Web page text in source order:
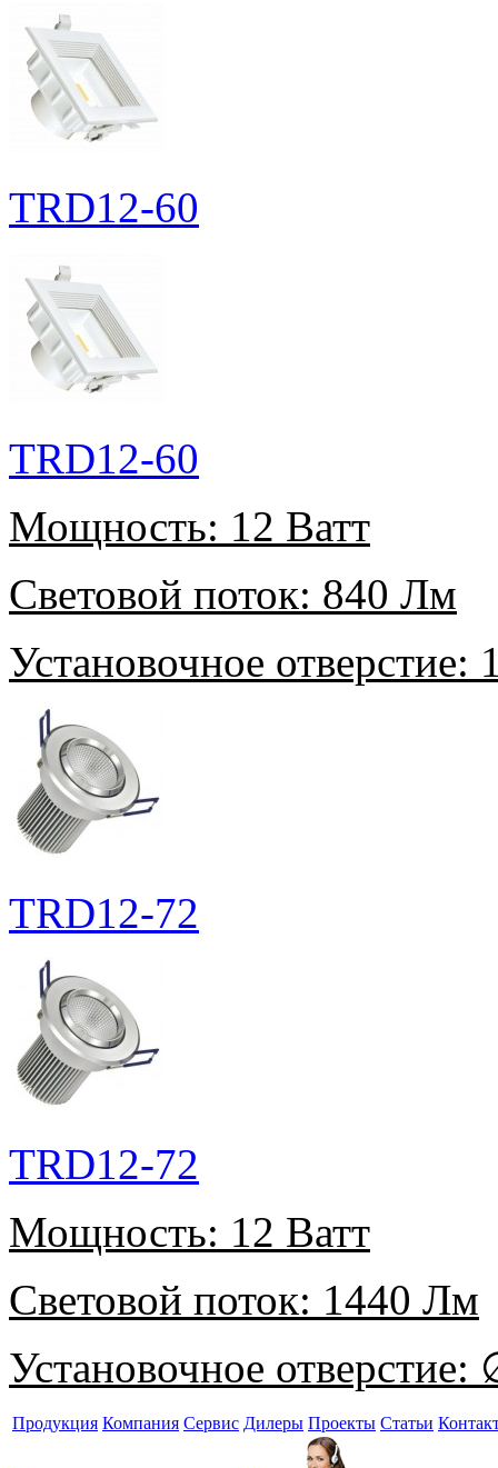
TRD12-60
TRD12-60
Мощность: 12 Ватт
Световой поток: 840 Лм
Установочное отверстие:
TRD12-72
TRD12-72
Мощность: 12 Ватт
Световой поток: 1440 Лм
Установочное отверстие:
Продукция Компания Сервис Дилеры Проекты Статьи